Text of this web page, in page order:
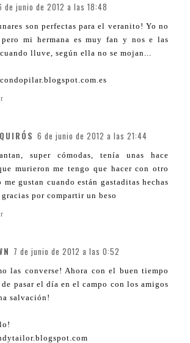
de junio de 2012 a las 18:48
son perfectas para el veranito! Yo no
mi hermana es muy fan y nos e las
lluve, según ella no se mojan...
6 de junio de 2012 a las 21:44
super cómodas, tenía unas hace
murieron me tengo que hacer con otro
me gustan cuando están gastaditas hechas
por compartir un beso
7 de junio de 2012 a las 0:52
las converse! Ahora con el buen tiempo
pasar el día en el campo con los amigos
salvación!